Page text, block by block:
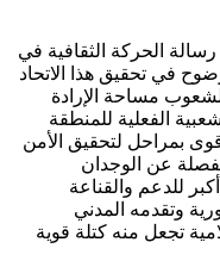
رسالة الحركة الثقافية في
في تحقيق هذا الاتحاد
مساحة الإرادة
الفعلية للمنطقة
بمراحل لتحقيق الأمن
عن الوجدان
للدعم والقناعة
وتقدمه المدني
تجعل منه كتلة قوية